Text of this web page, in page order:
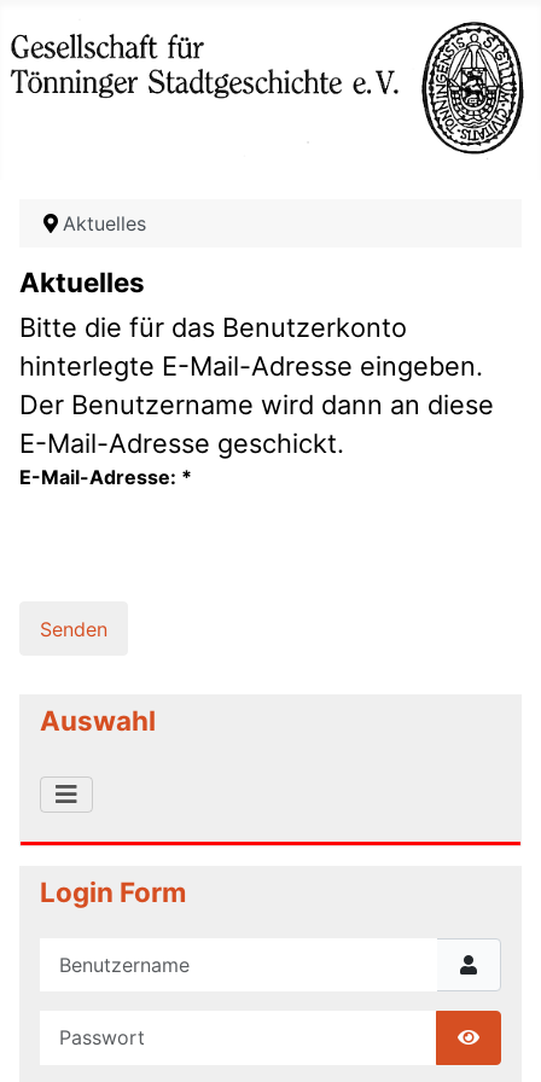
Aktuelles
Aktuelles
Bitte die für das Benutzerkonto
hinterlegte E-Mail-Adresse eingeben.
Der Benutzername wird dann an diese
E-Mail-Adresse geschickt.
E-Mail-Adresse: *
Senden
Auswahl
Login Form
Benutzername
Show